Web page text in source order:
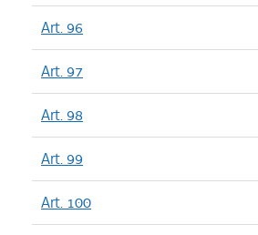
Art. 96
Art. 97
Art. 98
Art. 99
Art. 100